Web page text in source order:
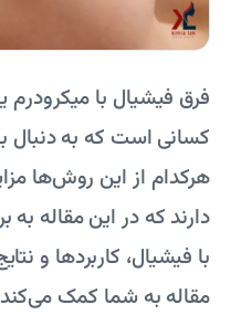
فرق فیشیال با
کسانی است که به
هرکدام از این روش‌ها
دارند که در این مقاله
با فیشیال، کاربردها و
مقاله به شما کمک می‌کند